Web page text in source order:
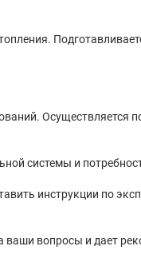
Осуществляется
системы и
инструкции по
ваши вопросы и дает